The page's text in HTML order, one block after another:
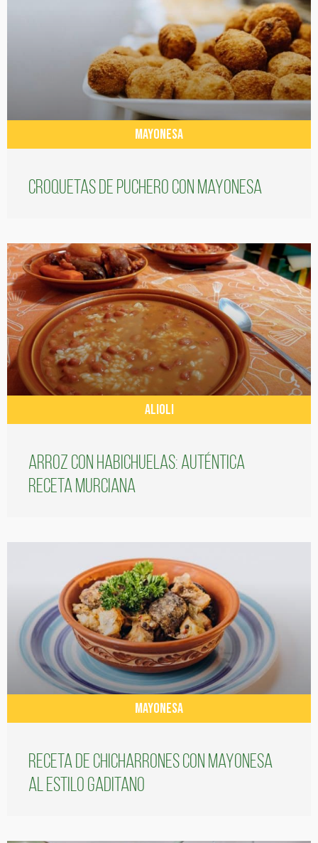
MAYONESA
Croquetas de puchero con Mayonesa
ALIOLI
Arroz con habichuelas: auténtica
receta murciana
MAYONESA
Receta de chicharrones con mayonesa
al estilo gaditano